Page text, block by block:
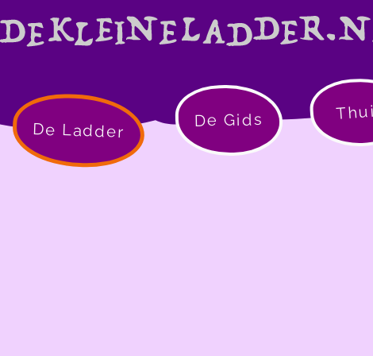
De Ladder De Gids